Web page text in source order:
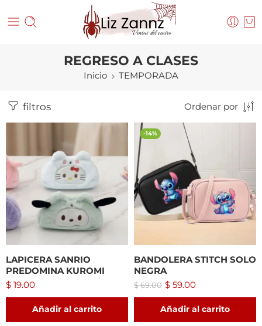
REGRESO A CLASES
Inicio TEMPORADA
filtros Ordenar por
LAPICERA SANRIO
PREDOMINA KUROMI
$ 19.00
Añadir al carrito
-14%
BANDOLERA STITCH SOLO
NEGRA
$69.00 $ 59.00
Añadir al carrito